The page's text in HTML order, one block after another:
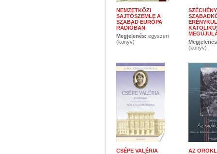
NEMZETKÖZI
SAJTÓSZEMLE A
SZABAD EURÓPA
RÁDIÓBAN
Megjelenés: egyszeri
(könyv)
(könyv)
CSÉPE VALÉRIA
AZ